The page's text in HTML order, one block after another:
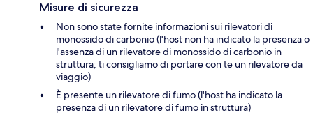
Misure di sicurezza
Non sono state fornite informazioni sui rilevatori di
monossido di carbonio (l'host non ha indicato la presenza o
l'assenza di un rilevatore di monossido di carbonio in
struttura; ti consigliamo di portare con te un rilevatore da
viaggio)
È presente un rilevatore di fumo (l'host ha indicato la
presenza di un rilevatore di fumo in struttura)